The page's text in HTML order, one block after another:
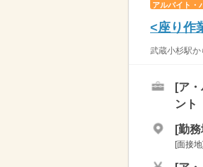
アルバイト・
<座り作
武蔵小杉駅
[ア・
ント
[勤
[面接